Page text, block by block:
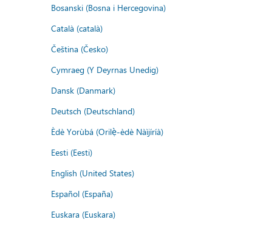
Bosanski (Bosna i Hercegovina)
Català (català)
Čeština (Česko)
Cymraeg (Y Deyrnas Unedig)
Dansk (Danmark)
Deutsch (Deutschland)
Èdè Yorùbá (Orilẹ̀-èdè Nàìjíríà)
Eesti (Eesti)
English (United States)
Español (España)
Euskara (Euskara)